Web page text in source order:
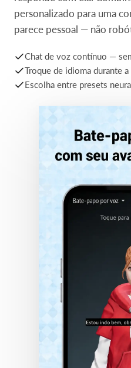
Grave uma amostra de
responde com ela.
personalizado para uma
parece pessoal — não
Chat de voz contínuo —
Escolha entre presets